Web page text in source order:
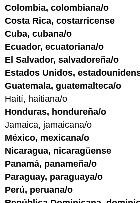
Colombia, colombiana/o
Costa Rica, costarricense
Cuba, cubana/o
Ecuador, ecuatoriana/o
El Salvador, salvadoreña/o
Estados Unidos,
Guatemala, guatemalteca/o
Haití, haitiana/o
Honduras, hondureña/o
Jamaica, jamaicana/o
México, mexicana/o
Nicaragua, nicaragüense
Panamá, panameña/o
Paraguay, paraguaya/o
Perú, peruana/o